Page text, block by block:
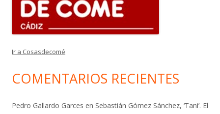
Ir a Cosasdecomé
COMENTARIOS RECIENTES
Pedro Gallardo Garces en Sebastián Gómez Sánchez, ‘Tani’. El